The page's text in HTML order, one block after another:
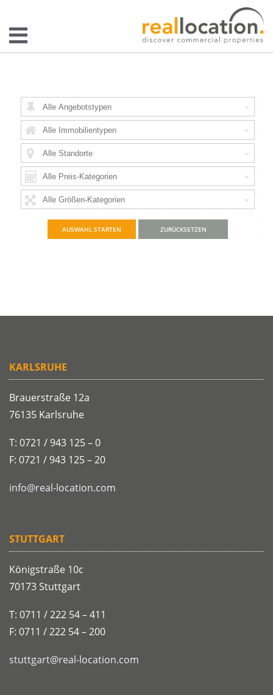
ZURÜCKSETZEN
KARLSRUHE
Brauerstraße 12a
76135 Karlsruhe
T: 0721 / 943 125 – 0
F: 0721 / 943 125 – 20
info@real-location.com
STUTTGART
Königstraße 10c
70173 Stuttgart
T: 0711 / 222 54 – 411
F: 0711 / 222 54 – 200
stuttgart@real-location.com